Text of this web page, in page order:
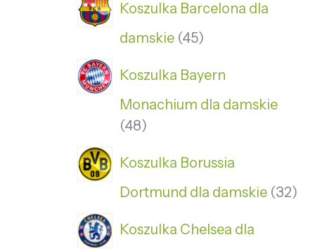
Koszulka Barcelona dla
damskie 45
Koszulka Bayern
Monachium dla damskie
48
Koszulka Borussia
Dortmund dla damskie 32
Koszulka Chelsea dla